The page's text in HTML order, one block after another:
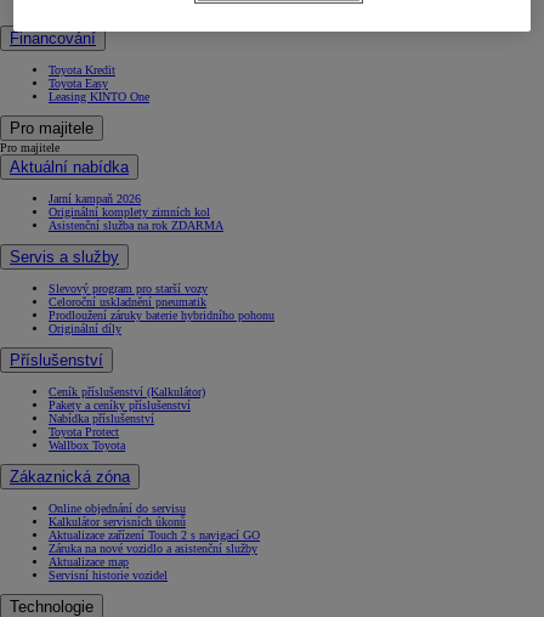
Financování
Toyota Kredit
Toyota Easy
Leasing KINTO One
Pro majitele
Pro majitele
Aktuální nabídka
Jarní kampaň 2026
Originální komplety zimních kol
Asistenční služba na rok ZDARMA
Servis a služby
Slevový program pro starší vozy
Celoroční uskladnění pneumatik
Prodloužení záruky baterie hybridního pohonu
Originální díly
Příslušenství
Ceník příslušenství (Kalkulátor)
Pakety a ceníky příslušenství
Nabídka příslušenství
Toyota Protect
Wallbox Toyota
Zákaznická zóna
Online objednání do servisu
Kalkulátor servisních úkonů
Aktualizace zařízení Touch 2 s navigací GO
Záruka na nové vozidlo a asistenční služby
Aktualizace map
Servisní historie vozidel
Technologie